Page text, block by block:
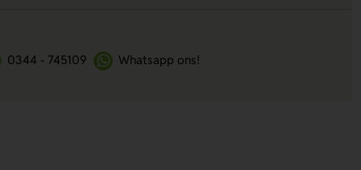
0344 - 745109 Whatsapp ons!